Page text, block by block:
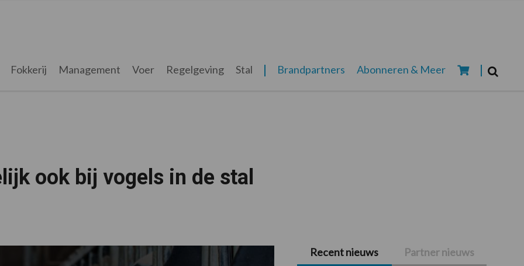
Fokkerij Management Voer Regelgeving Stal Brandpartners Abonneren & Meer
ook bij vogels in de stal
Primaire
Recent nieuws Partner nieuws